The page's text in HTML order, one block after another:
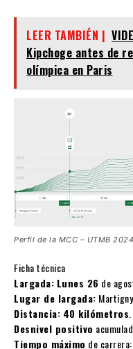
LEER TAMBIÉN |
Kipchoge antes de
olímpica en Paris
Perfil de la MCC – UTMB 2024
Ficha técnica
Largada: Lunes 26 de
Lugar de largada:
Distancia: 40 kilómetros
Desnivel positivo
Tiempo máximo de carrera: